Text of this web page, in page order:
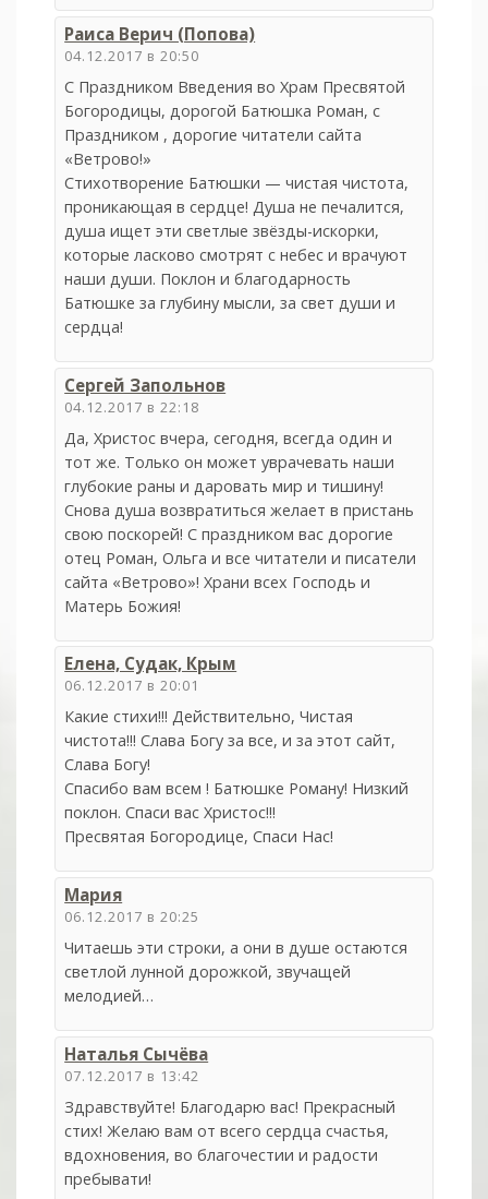
Раиса Верич (Попова)
04.12.2017 в 20:50
С Праздником Введения во Храм Пресвятой
Богородицы, дорогой Батюшка Роман, с
Праздником , дорогие читатели сайта
«Ветрово!»
Стихотворение Батюшки — чистая чистота,
проникающая в сердце! Душа не печалится,
душа ищет эти светлые звёзды-искорки,
которые ласково смотрят с небес и врачуют
наши души. Поклон и благодарность
Батюшке за глубину мысли, за свет души и
сердца!
Сергей Запольнов
04.12.2017 в 22:18
Да, Христос вчера, сегодня, всегда один и
тот же. Только он может уврачевать наши
глубокие раны и даровать мир и тишину!
Снова душа возвратиться желает в пристань
свою поскорей! С праздником вас дорогие
отец Роман, Ольга и все читатели и писатели
сайта «Ветрово»! Храни всех Господь и
Матерь Божия!
Елена, Судак, Крым
06.12.2017 в 20:01
Какие стихи!!! Действительно, Чистая
чистота!!! Слава Богу за все, и за этот сайт,
Слава Богу!
Спасибо вам всем ! Батюшке Роману! Низкий
поклон. Спаси вас Христос!!!
Пресвятая Богородице, Спаси Нас!
Мария
06.12.2017 в 20:25
Читаешь эти строки, а они в душе остаются
светлой лунной дорожкой, звучащей
мелодией…
Наталья Сычёва
07.12.2017 в 13:42
Здравствуйте! Благодарю вас! Прекрасный
стих! Желаю вам от всего сердца счастья,
вдохновения, во благочестии и радости
пребывати!